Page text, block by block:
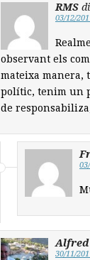
RMS
03/12/
observant els
mateixa manera,
polític, tenim un
de
Alfred
30/11/